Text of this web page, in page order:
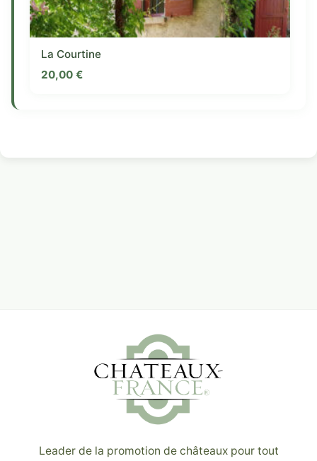
La Courtine
20,00 €
Leader de la promotion de châteaux pour tout